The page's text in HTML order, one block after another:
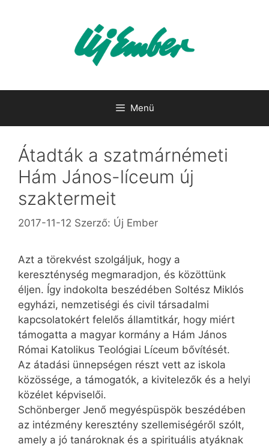
Menü
Átadták a szatmárnémeti
Hám János-líceum új
szaktermeit
2017-11-12 Szerző: Új Ember
Azt a törekvést szolgáljuk, hogy a
kereszténység megmaradjon, és közöttünk
éljen. Így indokolta beszédében Soltész Miklós
egyházi, nemzetiségi és civil társadalmi
kapcsolatokért felelős államtitkár, hogy miért
támogatta a magyar kormány a Hám János
Római Katolikus Teológiai Líceum bővítését.
Az átadási ünnepségen részt vett az iskola
közössége, a támogatók, a kivitelezők és a helyi
közélet képviselői.
Schönberger Jenő megyéspüspök beszédében
az intézmény keresztény szellemiségéről szólt,
amely a jó tanároknak és a spirituális atyáknak